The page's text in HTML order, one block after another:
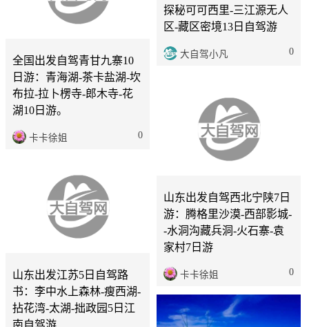
探秘可可西里-三江源无人
区-藏区密境13日自驾游
大自驾小凡 0
全国出发自驾青甘九寨10
日游：青海湖-茶卡盐湖-坎
布拉-拉卜楞寺-郎木寺-花
湖10日游。
卡卡徐姐 0
山东出发自驾西北宁陕7日
游：腾格里沙漠-西部影城-
-水洞沟藏兵洞-火石寨-袁
家村7日游
卡卡徐姐 0
山东出发江苏5日自驾路
书：李中水上森林-瘦西湖-
拈花湾-太湖-拙政园5日江
卡卡徐姐